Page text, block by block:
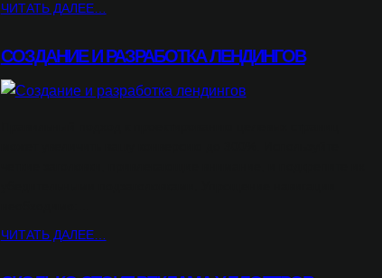
ЧИТАТЬ ДАЛЕЕ…
СОЗДАНИЕ И РАЗРАБОТКА ЛЕНДИНГОВ
ЧИТАТЬ ДАЛЕЕ…